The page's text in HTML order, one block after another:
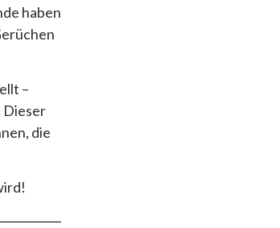
haben
–
Dieser
die